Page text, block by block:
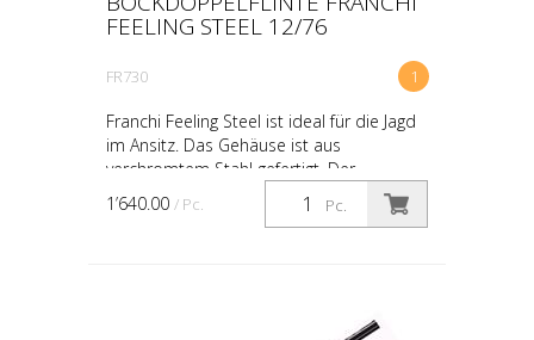
FEELING STEEL 12/76
1
FR730
Franchi Feeling Steel ist ideal für die Jagd
im Ansitz. Das Gehäuse ist aus
verchromtem Stahl gefertigt. Der
Rückstoßdämpfer ist mit einem
schwarzen, doppelt ventilierten...
Pc.
1’640.00 / Pc.